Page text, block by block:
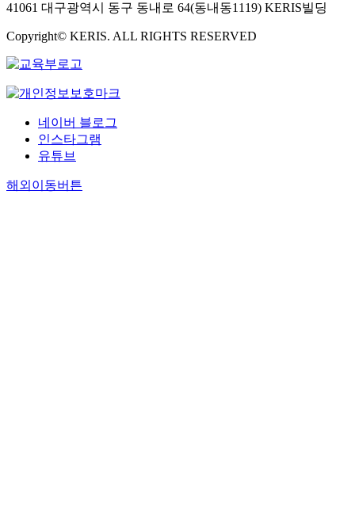
41061 대구광역시 동구 동내로 64(동내동1119) KERIS빌딩
Copyright© KERIS. ALL RIGHTS RESERVED
네이버 블로그
인스타그램
유튜브
해외이동버튼